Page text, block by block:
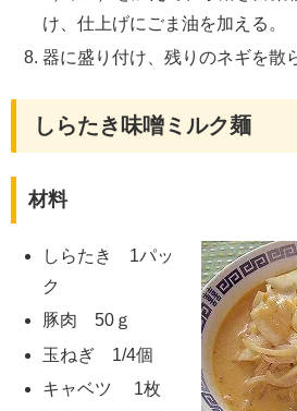
け、仕上げにごま油を加える。
器に盛り付け、残りのネギを散
しらたき味噌ミルク麺
材料
しらたき 1パッ
ク
豚肉 50ｇ
玉ねぎ 1/4個
キャベツ 1枚